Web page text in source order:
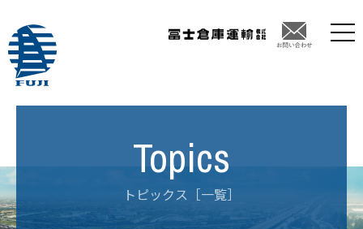
トピックス［一覧］